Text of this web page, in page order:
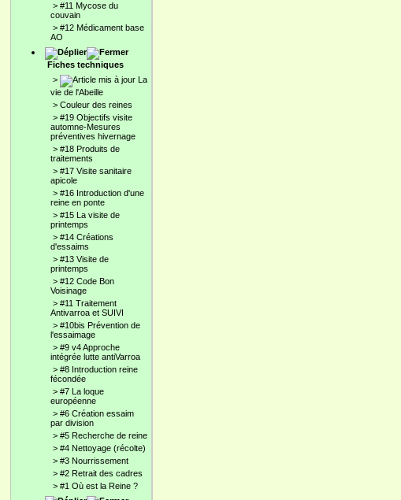
> #11 Mycose du
couvain
> #12 Médicament base
AO
Fiches techniques
>
La
vie de l'Abeille
> Couleur des reines
> #19 Objectifs visite
automne-Mesures
préventives hivernage
> #18 Produits de
traitements
> #17 Visite sanitaire
apicole
> #16 Introduction d'une
reine en ponte
> #15 La visite de
printemps
> #14 Créations
d'essaims
> #13 Visite de
printemps
> #12 Code Bon
Voisinage
> #11 Traitement
Antivarroa et SUIVI
> #10bis Prévention de
l'essaimage
> #9 v4 Approche
intégrée lutte antiVarroa
> #8 Introduction reine
fécondée
> #7 La loque
européenne
> #6 Création essaim
par division
> #5 Recherche de reine
> #4 Nettoyage (récolte)
> #3 Nourrissement
> #2 Retrait des cadres
> #1 Où est la Reine ?